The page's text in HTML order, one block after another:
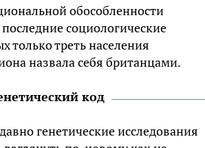
обособленности
социологические
только треть населения
назвала себя британцами.
код
генетические исследования